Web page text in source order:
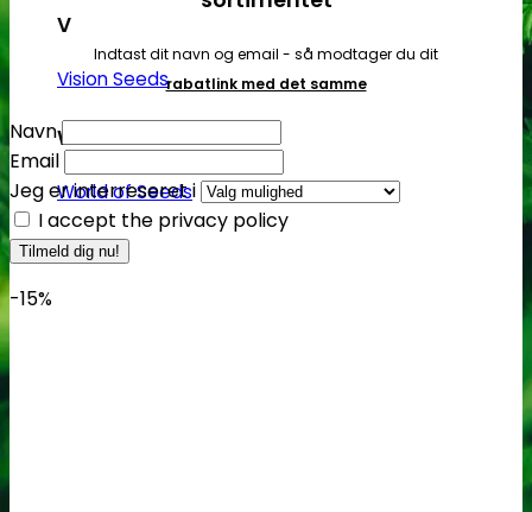
V
Vision Seeds
W
World of Seeds
Indtast dit navn og email - så modtager du dit
rabatlink med det samme
Navn
Email
Jeg er interreseret i
I accept the privacy policy
-15%